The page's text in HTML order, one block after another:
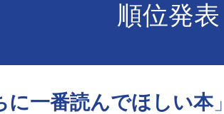
順位発表
に一番読んでほしい本